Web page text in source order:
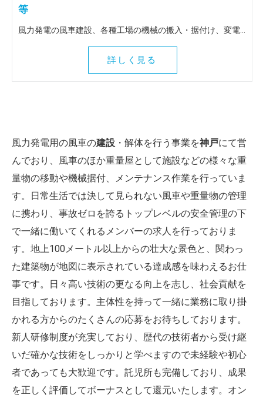
等
風力発電の風車建設、各種工場の機械の搬入・据付け、変電所の大型トランスの搬入据付け等、重量物全般を扱う仕事です。 出張は全国（北海道～九州）に行きます。 ＜この仕事の魅力＞ 風車建設等、普段決して関わることのない壮大な作業に関わることができます。地図にも残る魅力ある仕事を一緒にしてみませんか！全国各地に行けるので人生観も変わりますよ。
詳しく見る
風力発電用の風車の建設 ・解体を行う事業を神戸にて営
んでおり、風車のほか重量屋として施設などの様々な重
量物の移動や機械据付、メンテナンス作業を行っていま
す。日常生活では決して見られない風車や重量物の管理
に携わり、事故ゼロを誇るトップレベルの安全管理の下
で一緒に働いてくれるメンバーの求人を行っておりま
す。地上100メートル以上からの壮大な景色と、関わっ
た建築物が地図に表示されている達成感を味わえるお仕
事です。日々高い技術の更なる向上を志し、社会貢献を
目指しております。主体性を持って一緒に業務に取り掛
かれる方からのたくさんの応募をお待ちしております。
新人研修制度が充実しており、歴代の技術者から受け継
いだ確かな技術をしっかりと学べますので未経験や初心
者であっても大歓迎です。託児所も完備しており、成果
を正しく評価してボーナスとして還元いたします。オン